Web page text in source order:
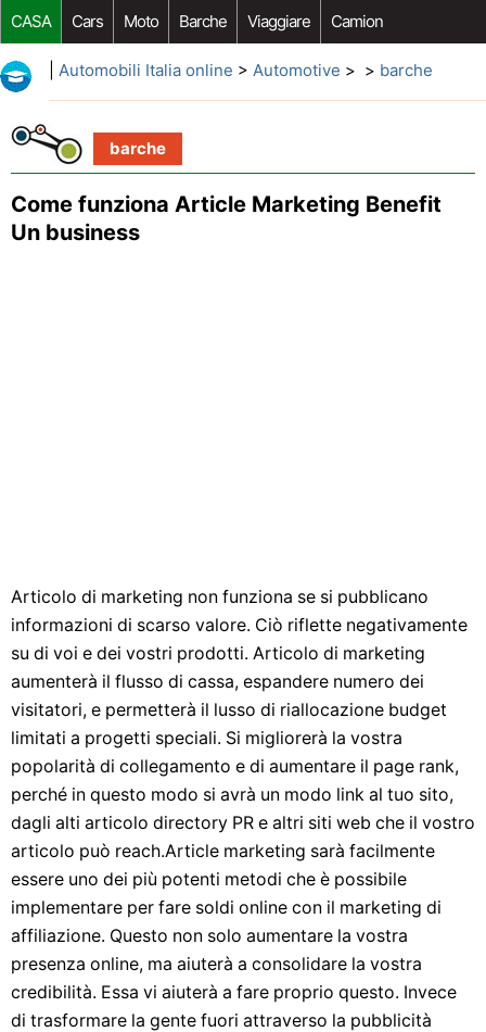
CASA Cars Moto Barche Viaggiare Camion
Riparazione Auto Acquisto Auto Car Opzioni Aftermarket
Automobili Italia online > Automotive > > barche
barche
Come funziona Article Marketing Benefit
Un business
Articolo di marketing non funziona se si pubblicano
informazioni di scarso valore. Ciò riflette negativamente
su di voi e dei vostri prodotti. Articolo di marketing
aumenterà il flusso di cassa, espandere numero dei
visitatori, e permetterà il lusso di riallocazione budget
limitati a progetti speciali. Si migliorerà la vostra
popolarità di collegamento e di aumentare il page rank,
perché in questo modo si avrà un modo link al tuo sito,
dagli alti articolo directory PR e altri siti web che il vostro
articolo può reach.Article marketing sarà facilmente
essere uno dei più potenti metodi che è possibile
implementare per fare soldi online con il marketing di
affiliazione. Questo non solo aumentare la vostra
presenza online, ma aiuterà a consolidare la vostra
credibilità. Essa vi aiuterà a fare proprio questo. Invece
di trasformare la gente fuori attraverso la pubblicità